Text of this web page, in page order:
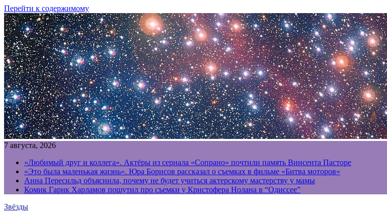
Перейти к содержимому
7 августа, 2026
«Любимый друг и коллега». Актёры из сериала «Сопрано» почтили память Винсента Пасторе
«Это была маленькая жизнь». Юра Борисов рассказал о съемках в фильме «Битва моторов»
Анна Пересильд объяснила, почему не будет учиться актерскому мастерству у мамы
Комик Гарик Харламов пошутил про съемки у Кристофера Нолана в “Одиссее”
Звёзды